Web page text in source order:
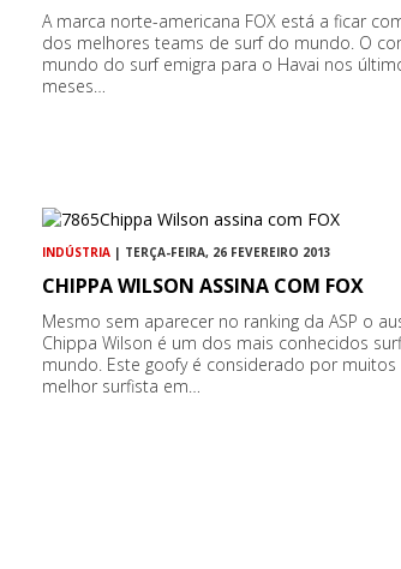
A marca norte-americana FOX está a ficar
dos melhores teams de surf do mundo. O
mundo do surf emigra para o Havai nos
meses…
INDÚSTRIA | TERÇA-FEIRA, 26 FEVEREIRO 2013
CHIPPA WILSON ASSINA COM FOX
Mesmo sem aparecer no ranking da ASP o
Chippa Wilson é um dos mais conhecidos
mundo. Este goofy é considerado por
melhor surfista em…